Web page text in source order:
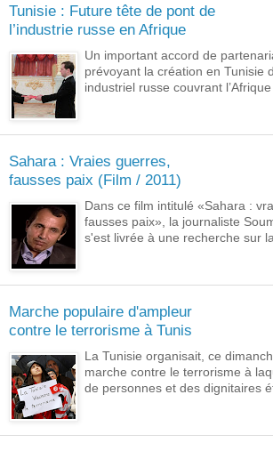
Tunisie : Future tête de pont de
l’industrie russe en Afrique
Un important accord de
prévoyant la création en Tunisie
industriel russe couvrant l’Afrique
Sahara : Vraies guerres,
fausses paix (Film / 2011)
Dans ce film intitulé «Sahara :
fausses paix», la journaliste
s'est livrée à une recherche sur la
Marche populaire d'ampleur
contre le terrorisme à Tunis
La Tunisie organisait, ce
marche contre le terrorisme à
de personnes et des dignitaires